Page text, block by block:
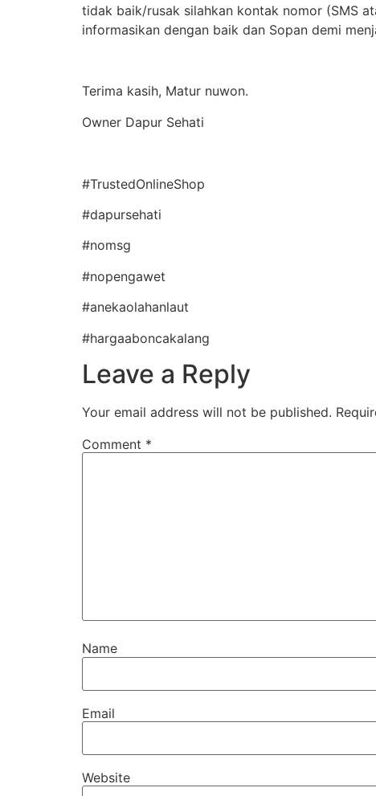
tidak baik/rusak silahkan kontak nomor (SMS
informasikan dengan baik dan Sopan demi
Terima kasih, Matur nuwon.
Owner Dapur Sehati
#TrustedOnlineShop
#dapursehati
#nomsg
#nopengawet
#anekaolahanlaut
#hargaaboncakalang
Leave a Reply
Your email address will not be published.
Comment *
Name
Email
Website